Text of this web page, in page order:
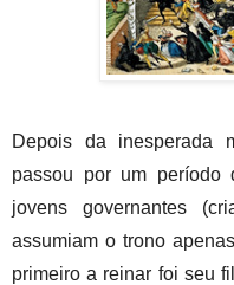
Depois da inesperada
passou por um período
jovens governantes
assumiam o trono
primeiro a reinar foi seu